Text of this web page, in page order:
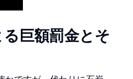
巨額罰金とそ